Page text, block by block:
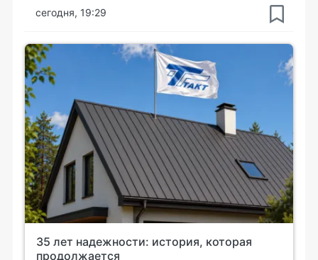
сегодня, 19:29
35 лет надежности: история, которая
продолжается